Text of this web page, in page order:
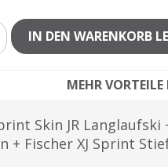
IN DEN WARENKORB
MEHR VORTEILE
Skin JR Langlaufski
+ Fischer XJ Sprint